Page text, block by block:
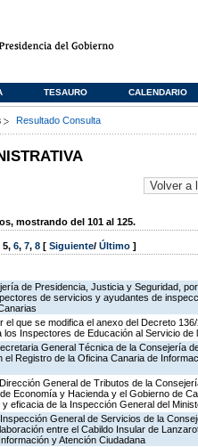
TESAURO CALENDARIO
Resultado Consulta
mostrando del 101 al 125.
5, 6, 7, 8 [ Siguiente/ Último ]
de Presidencia, Justicia y Seguridad,
de servicios y ayudantes de
el que se modifica el anexo del Decreto
Inspectores de Educación al Servicio
General Técnica de la Consejería
el Registro de la Oficina Canaria de
General de Tributos de la
Economía y Hacienda y el Gobierno de
eficacia de la Inspección General del
General de Servicios de la
entre el Cabildo Insular de
y Atención Ciudadana